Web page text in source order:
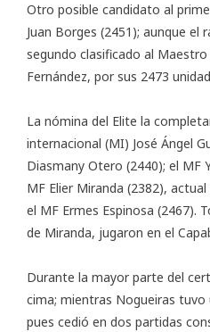
Otro posible candidato al
Juan Borges (2451); aunque el
segundo clasificado al Maestro
Fernández, por sus 2473
La nómina del Elite la
internacional (MI) José Ángel
Diasmany Otero (2440); el MF
MF Elier Miranda (2382),
el MF Ermes Espinosa (2467).
de Miranda, jugaron en el
Durante la mayor parte del
cima; mientras Nogueiras
pues cedió en dos partidas